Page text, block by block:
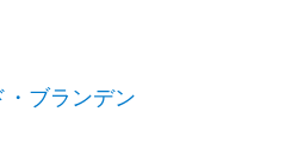
ブランデン